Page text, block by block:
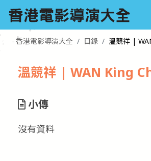
香港電影導演大全 目錄 溫競祥 |
溫競祥 | WAN King
小傳
沒有資料